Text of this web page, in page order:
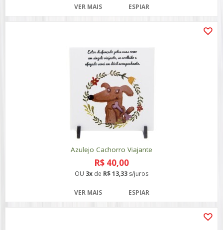
VER MAIS ESPIAR
Azulejo Cachorro Viajante
R$ 40,00
OU 3x de R$ 13,33 s/juros
VER MAIS ESPIAR